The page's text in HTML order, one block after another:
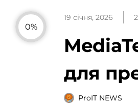
0%
19 січня, 2026
для
ProIT NEWS